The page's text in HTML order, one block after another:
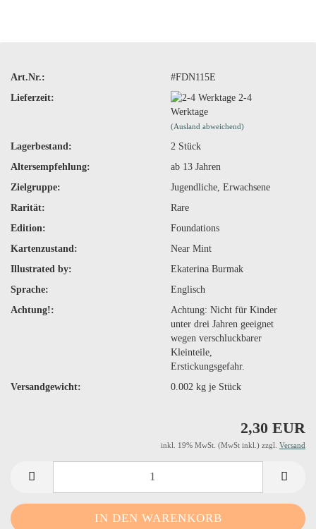
Art.Nr.:
#FDN115E
Lieferzeit:
2-4
Werktage
(Ausland abweichend)
Lagerbestand: 2 Stück
Altersempfehlung:
ab 13 Jahren
Zielgruppe:
Jugendliche, Erwachsene
Rarität:
Rare
Edition:
Foundations
Kartenzustand:
Near Mint
Illustrated by:
Ekaterina Burmak
Sprache:
Englisch
Achtung!:
Achtung: Nicht für Kinder
unter drei Jahren geeignet
wegen verschluckbarer
Kleinteile,
Erstickungsgefahr.
Versandgewicht:
0.002kg je Stück
2,30 EUR
inkl. 19% MwSt. (MwSt inkl.) zzgl. Versand